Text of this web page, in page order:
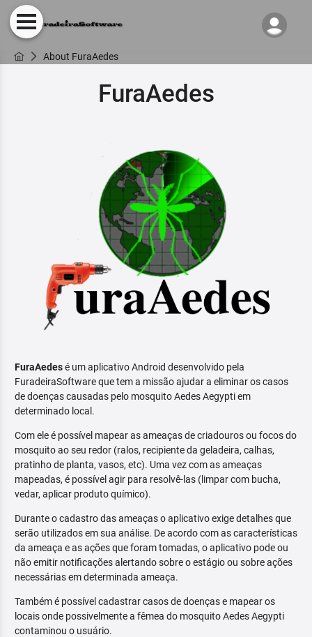
About FuraAedes
FuraAedes
FuraAedesé um aplicativo Android desenvolvido pela
FuradeiraSoftware que tem a missão ajudar a eliminar os casos
de doenças causadas pelo mosquito Aedes Aegypti em
determinado local.
Com ele é possível mapear as ameaças de criadouros ou focos do
mosquito ao seu redor (ralos, recipiente da geladeira, calhas,
pratinho de planta, vasos, etc). Uma vez com as ameaças
mapeadas, é possível agir para resolvê-las (limpar com bucha,
vedar, aplicar produto químico).
Durante o cadastro das ameaças o aplicativo exige detalhes que
serão utilizados em sua análise. De acordo com as características
da ameaça e as ações que foram tomadas, o aplicativo pode ou
não emitir notificações alertando sobre o estágio ou sobre ações
necessárias em determinada ameaça.
Também é possível cadastrar casos de doenças e mapear os
locais onde possivelmente a fêmea do mosquito Aedes Aegypti
contaminou o usuário.